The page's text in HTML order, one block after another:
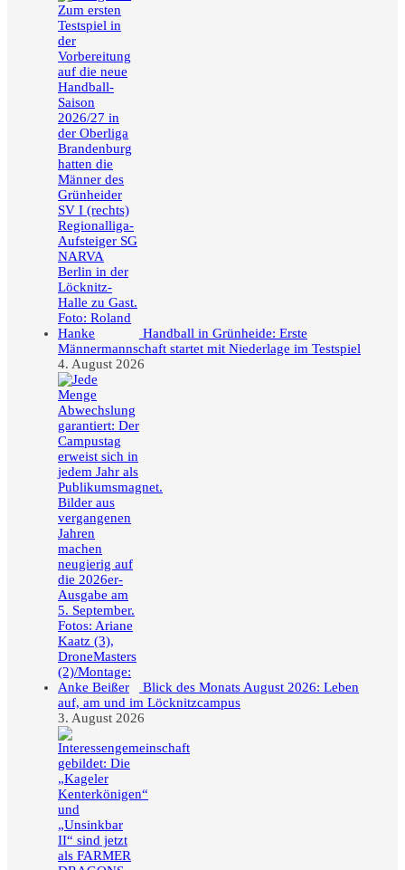
Handball in Grünheide: Erste
Männermannschaft startet mit Niederlage im Testspiel
4. August 2026
Blick des Monats August 2026: Leben
auf, am und im Löcknitzcampus
3. August 2026